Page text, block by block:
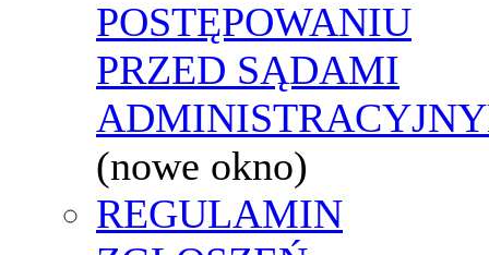
POSTĘPOWANIU
PRZED SĄDAMI
(nowe okno)
REGULAMIN